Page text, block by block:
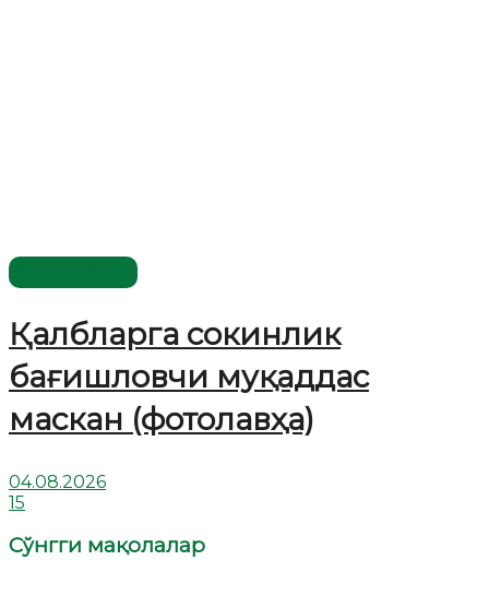
Қалбларга сокинлик
бағишловчи муқаддас
маскан (фотолавҳа)
04.08.2026
15
Сўнгги мақолалар